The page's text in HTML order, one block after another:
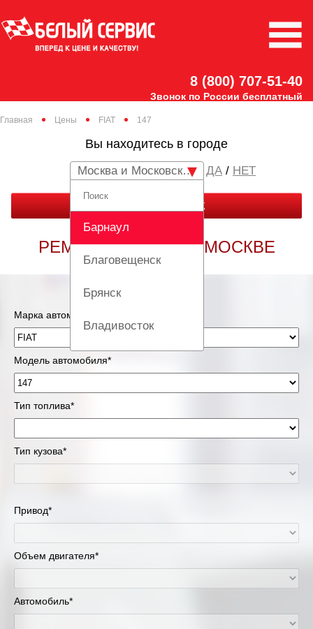
8 (800) 707-51-40
Звонок по России бесплатный
Главная Цены FIAT 147
Вы находитесь в городе
Москва и Московская область
Барнаул
Благовещенск
Брянск
Владивосток
Вологда
Екатеринбург
Красноярск
Липецк
Москва и Московская область
/ НЕТ
ЗАКАЗАТЬ ЗВОНОК
РЕМОНТ FIAT 147 В МОСКВЕ
Марка автомобиля*
Модель автомобиля*
Тип топлива*
Тип кузова*
Привод*
Объем двигателя*
Автомобиль*